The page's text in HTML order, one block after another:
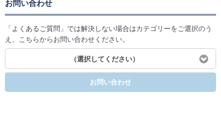
お問い合わせ
「よくあるご質問」では解決しない場合はカテゴリーをご選択のう
え、こちらからお問い合わせください。
（選択してください）
お問い合わせ